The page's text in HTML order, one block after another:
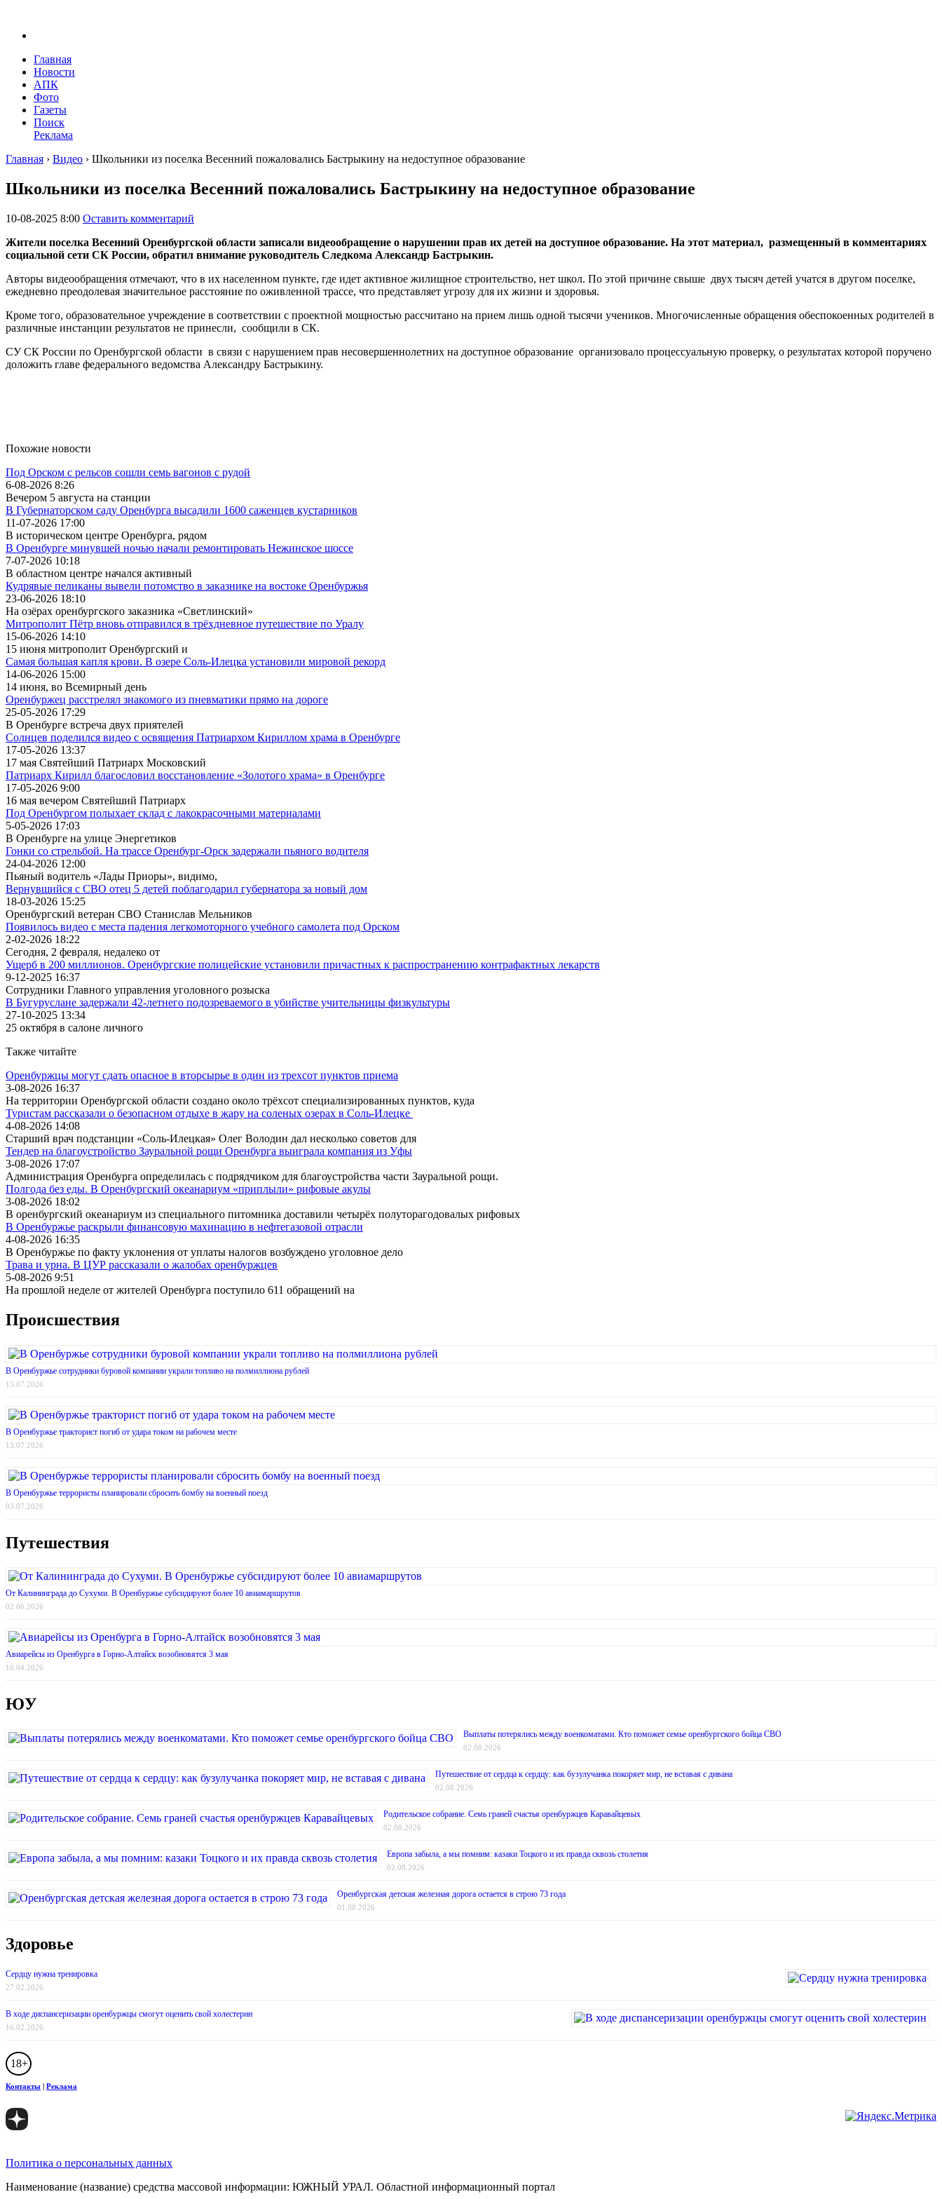
Главная
Новости
АПК
Фото
Газеты
Поиск
Реклама
Главная › Видео › Школьники из поселка Весенний пожаловались Бастрыкину на недоступное образование
Школьники из поселка Весенний пожаловались Бастрыкину на недоступное образование
10-08-2025 8:00 Оставить комментарий
Жители поселка Весенний Оренбургской области записали видеообращение о нарушении прав их детей на доступное образование. На этот материал, размещенный в комментариях
социальной сети СК России, обратил внимание руководитель Следкома Александр Бастрыкин.
Авторы видеообращения отмечают, что в их населенном пункте, где идет активное жилищное строительство, нет школ. По этой причине свыше двух тысяч детей учатся в другом поселке,
ежедневно преодолевая значительное расстояние по оживленной трассе, что представляет угрозу для их жизни и здоровья.
Кроме того, образовательное учреждение в соответствии с проектной мощностью рассчитано на прием лишь одной тысячи учеников. Многочисленные обращения обеспокоенных родителей в
различные инстанции результатов не принесли, сообщили в СК.
СУ СК России по Оренбургской области в связи с нарушением прав несовершеннолетних на доступное образование организовало процессуальную проверку, о результатах которой поручено
доложить главе федерального ведомства Александру Бастрыкину.
Похожие новости
Под Орском с рельсов сошли семь вагонов с рудой
6-08-2026 8:26
Вечером 5 августа на станции
В Губернаторском саду Оренбурга высадили 1600 саженцев кустарников
11-07-2026 17:00
В историческом центре Оренбурга, рядом
В Оренбурге минувшей ночью начали ремонтировать Нежинское шоссе
7-07-2026 10:18
В областном центре начался активный
Кудрявые пеликаны вывели потомство в заказнике на востоке Оренбуржья
23-06-2026 18:10
На озёрах оренбургского заказника «Светлинский»
Митрополит Пётр вновь отправился в трёхдневное путешествие по Уралу
15-06-2026 14:10
15 июня митрополит Оренбургский и
Самая большая капля крови. В озере Соль-Илецка установили мировой рекорд
14-06-2026 15:00
14 июня, во Всемирный день
Оренбуржец расстрелял знакомого из пневматики прямо на дороге
25-05-2026 17:29
В Оренбурге встреча двух приятелей
Солнцев поделился видео с освящения Патриархом Кириллом храма в Оренбурге
17-05-2026 13:37
17 мая Святейший Патриарх Московский
Патриарх Кирилл благословил восстановление «Золотого храма» в Оренбурге
17-05-2026 9:00
16 мая вечером Святейший Патриарх
Под Оренбургом полыхает склад с лакокрасочными материалами
5-05-2026 17:03
В Оренбурге на улице Энергетиков
Гонки со стрельбой. На трассе Оренбург-Орск задержали пьяного водителя
24-04-2026 12:00
Пьяный водитель «Лады Приоры», видимо,
Вернувшийся с СВО отец 5 детей поблагодарил губернатора за новый дом
18-03-2026 15:25
Оренбургский ветеран СВО Станислав Мельников
Появилось видео с места падения легкомоторного учебного самолета под Орском
2-02-2026 18:22
Сегодня, 2 февраля, недалеко от
Ущерб в 200 миллионов. Оренбургские полицейские установили причастных к распространению контрафактных лекарств
9-12-2025 16:37
Сотрудники Главного управления уголовного розыска
В Бугуруслане задержали 42-летнего подозреваемого в убийстве учительницы физкультуры
27-10-2025 13:34
25 октября в салоне личного
Также читайте
Оренбуржцы могут сдать опасное в вторсырье в один из трехсот пунктов приема
3-08-2026 16:37
На территории Оренбургской области создано около трёхсот специализированных пунктов, куда
Туристам рассказали о безопасном отдыхе в жару на соленых озерах в Соль-Илецке
4-08-2026 14:08
Старший врач подстанции «Соль-Илецкая» Олег Володин дал несколько советов для
Тендер на благоустройство Зауральной рощи Оренбурга выиграла компания из Уфы
3-08-2026 17:07
Администрация Оренбурга определилась с подрядчиком для благоустройства части Зауральной рощи.
Полгода без еды. В Оренбургский океанариум «приплыли» рифовые акулы
3-08-2026 18:02
В оренбургский океанариум из специального питомника доставили четырёх полуторагодовалых рифовых
В Оренбуржье раскрыли финансовую махинацию в нефтегазовой отрасли
4-08-2026 16:35
В Оренбуржье по факту уклонения от уплаты налогов возбуждено уголовное дело
Трава и урна. В ЦУР рассказали о жалобах оренбуржцев
5-08-2026 9:51
На прошлой неделе от жителей Оренбурга поступило 611 обращений на
Происшествия
В Оренбуржье сотрудники буровой компании украли топливо на полмиллиона рублей
15.07.2026
В Оренбуржье тракторист погиб от удара током на рабочем месте
13.07.2026
В Оренбуржье террористы планировали сбросить бомбу на военный поезд
03.07.2026
Путешествия
От Калининграда до Сухуми. В Оренбуржье субсидируют более 10 авиамаршрутов
02.06.2026
Авиарейсы из Оренбурга в Горно-Алтайск возобновятся 3 мая
16.04.2026
ЮУ
Выплаты потерялись между военкоматами. Кто поможет семье оренбургского бойца СВО
02.08.2026
Путешествие от сердца к сердцу: как бузулучанка покоряет мир, не вставая с дивана
02.08.2026
Родительское собрание. Семь граней счастья оренбуржцев Каравайцевых
02.08.2026
Европа забыла, а мы помним: казаки Тоцкого и их правда сквозь столетия
02.08.2026
Оренбургская детская железная дорога остается в строю 73 года
01.08.2026
Здоровье
Сердцу нужна тренировка
27.02.2026
В ходе диспансеризации оренбуржцы смогут оценить свой холестерин
16.02.2026
18+
Контакты | Реклама
Политика о персональных данных
Наименование (название) средства массовой информации: ЮЖНЫЙ УРАЛ. Областной информационный портал